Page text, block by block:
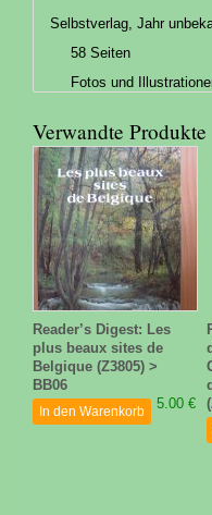
Selbstverlag, Jahr
58 Seiten
Fotos und
Verwandte Produkte
Reader’s Digest: Les
plus beaux sites de
Belgique (Z3805) >
BB06
5.00 €
In den Warenkorb